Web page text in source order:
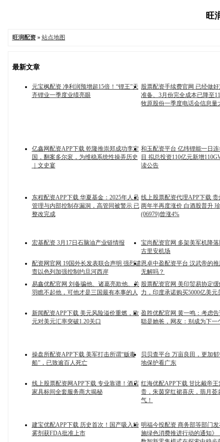
旺
旺润配资» 站点地图
最新文章
元宝枫配资 净利润预增超15倍！“锂王”天
齐锂业一季度业绩亮眼
股票配资手续费官网 已经做
准备、3月份完全成本已降至
牧原股份一季度电话会信息量
亿鑫网配资APP下载 乾隆推崇郑成功李定
国，翻案多尔衮，为维稳系统性操弄历史
｜文史宴
和玉配资平台 亿纬锂能一日
目 拟总投资110亿元新增
读公告
东程配资APP下载 华夏基金：2025年人员
管理与内部控制存漏洞，高管同被警示 已
整改完成
线上股票配资代理APP下载
两年半再度涨价 白酒股普升
(06979)曾涨4%
宏基配资 3月17日石脑油产业链情报
宝尚配资官网 多架美军机降
古里安机场
配资网官网 19国外长发表联合声明 强烈谴
责以色列加强控制约旦河西岸
恩卓中盈配资平台 汉武帝的
无解吗？
易鑫优配官网 刘备骗他、诸葛亮欺他、关
羽瞧不起他，可他才是三国最有本事的人
股票配资官网 美印贸易协定
力，印度承诺购买5000亿美元
新闻配资APP下载 美元风险溢价重燃，欧
元对美元汇率突破1.20关口
盈胜优配官网 黄一鸣：考虑
聪是她爸，网友：别成为下一
操盘所配资APP下载 美军打击所谓“贩毒
船”，已致逾百人死亡
贝贝查平台 万亩良田，更加
地保护看广东
线上股票配资网APP下载 专业靠谱！酒店
家具标间全套服务商大揭秘
红海优配APP下载 甘比戴帝
贵，朱茵穿红裙喜庆，翡月荟
气！
建宝优配APP下载 历史首次！国产吸入粉
雾剂获FDA批准上市
明福今投配资 商务部等部门
施绿色消费推进行动的通知》